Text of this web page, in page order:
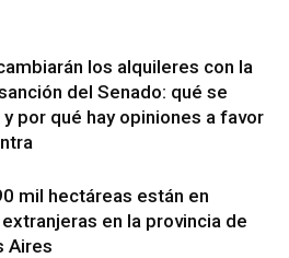
los alquileres con la
del Senado: qué se
por qué hay opiniones a favor
mil hectáreas están en
en la provincia de
Aires